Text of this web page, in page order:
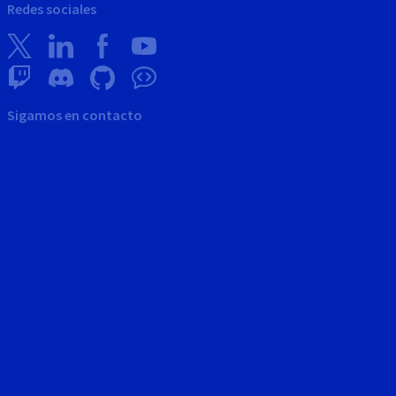
Redes sociales
Sigamos en contacto